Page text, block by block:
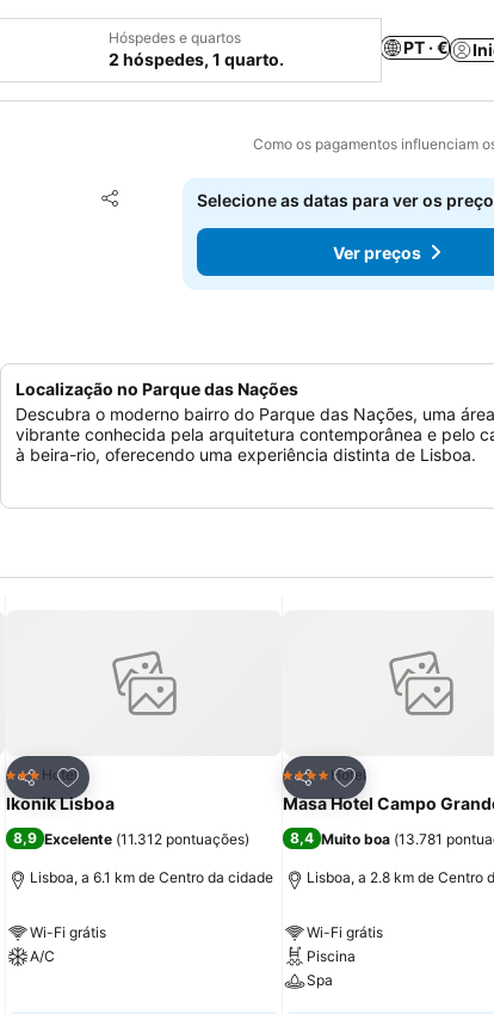
Hóspedes e quartos
2 hóspedes, 1 quarto.
PT · €
Como os pagamentos influenciam
Partilhar
Adicionar aos favoritos
Selecione as datas para ver os
Ver preços
Localização no Parque das Nações
Descubra o moderno bairro do Parque das Nações, uma área
vibrante conhecida pela arquitetura contemporânea e pelo
à beira-rio, oferecendo uma experiência distinta de Lisboa.
Partilhar
Adicionar aos favoritos
3 Estrelas
Hotel
Ikonik Lisboa
8,9 Excelente (11.312 pontuações)
Lisboa, a 6.1 km de Centro da cidade
Wi-Fi grátis
A/C
Partilhar
Adicionar aos
4 EstrelasHotel
Masa Hotel Campo
8,4 Muito boa (13.781
Lisboa, a 2.8 km de Centro
Wi-Fi grátis
Piscina
Spa